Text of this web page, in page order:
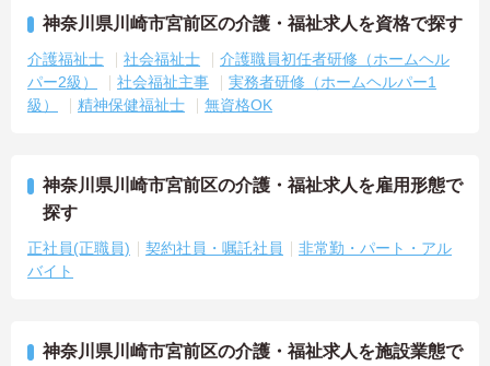
神奈川県川崎市宮前区の介護・福祉求人を資格で探す
介護福祉士 社会福祉士
介護職員初任者研修（ホームヘル
パー2級）
社会福祉主事
実務者研修（ホームヘルパー1
級）
精神保健福祉士 無資格OK
神奈川県川崎市宮前区の介護・福祉求人を雇用形態で
探す
正社員(正職員) 契約社員・嘱託社員
非常勤・パート・アル
バイト
神奈川県川崎市宮前区の介護・福祉求人を施設業態で